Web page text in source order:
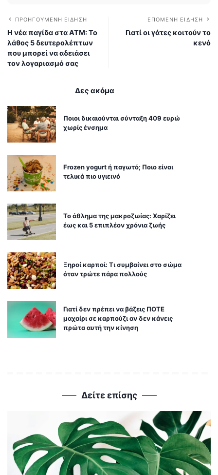
ΠΡΟΗΓΟΎΜΕΝΗ ΕΊΔΗΣΗ
Η νέα παγίδα στα ATM: Το
λάθος 5 δευτερολέπτων
που μπορεί να αδειάσει
τον λογαριασμό σας
ΕΠΌΜΕΝΗ ΕΊΔΗΣΗ
Γιατί οι γάτες κοιτούν το
κενό
Δες ακόμα
Ποιοι δικαιούνται σύνταξη 409 ευρώ
χωρίς ένσημα
Frozen yogurt ή παγωτό; Ποιο είναι
τελικά πιο υγιεινό
Το άθλημα της μακροζωίας: Χαρίζει
έως και 5 επιπλέον χρόνια ζωής
Ξηροί καρποί: Τι συμβαίνει στο σώμα
όταν τρώτε πάρα πολλούς
Γιατί δεν πρέπει να βάζεις ΠΟΤΕ
μαχαίρι σε καρπούζι αν δεν κάνεις
πρώτα αυτή την κίνηση
Δείτε επίσης